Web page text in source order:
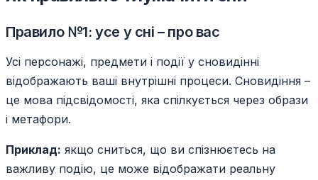
Правило №1: усе у сні – про вас
Усі персонажі, предмети і події у сновидінні
відображають ваші внутрішні процеси. Сновидіння –
це мова підсвідомості, яка спілкується через образи
і метафори.
Приклад: якщо сниться, що ви спізнюєтесь на
важливу подію, це може відображати реальну